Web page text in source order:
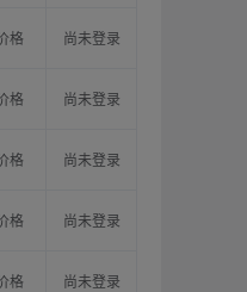
格 尚未登录
格 尚未登录
格 尚未登录
格 尚未登录
格 尚未登录